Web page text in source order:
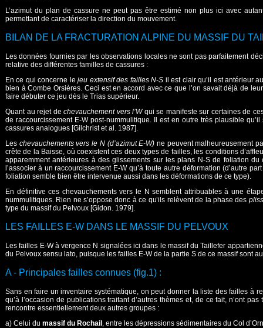
L’azimut du plan de cassure ne peut pas être estimé non plus ici avec
permettant de caractériser la direction du mouvement.
BILAN DE LA FRACTURATION ALPINE DU MASSIF DU
Les données fournies par les observations locales ne sont pas parfaitement
relative des différentes familles de cassures :
En ce qui concerne lejeu extensif des failles N-S il est clair qu’il est antérieur
bien à Combe Orsières. Ceci est en accord avec ce que l’on savait déjà de
faire débuter ce jeu dès le Trias supérieur.
Quant au rejet dechevauchement vers l’Wqui se manifeste sur certaines de
de raccourcissement E-W post-nummulitique. Il est en outre très plausible
cassures analogues [Gilchrist et al. 1987].
Les chevauchements vers le N (d’azimut E-W) ne peuvent malheureusement
crête de la Baisse, où coexistent ces deux types de failles, les conditions
apparemment antérieures à des glissements sur les plans N-S de foliation
l’associer à un raccourcissement E-W qu’à toute autre déformation (d’autre
foliation semble bien être intervenue aussi dans les déformations de ce type).
En définitive ces chevauchements vers le N semblent attribuables à une
nummulitiques. Rien ne s’oppose donc à ce qu’ils relèvent de la phase des
type du massif du Pelvoux [Gidon. 1979].
LES FAILLES E-W DANS LE MASSIF DU PELVOUX
Les failles E-W à vergence N signalées ici dans le massif du Taillefer
du Pelvoux sensu lato, puisque les failles E-W de la partie S de ce massif sont
A - Principales failles connues (fig.1) :
Sans en faire un inventaire systématique, on peut donner la liste des failles à
qu’à l’occasion de publications traitant d’autres thèmes et, de ce fait, n’ont
rencontre essentiellement deux autres groupes :
a) Celui du massif du Rochail , entre les dépressions sédimentaires du Col